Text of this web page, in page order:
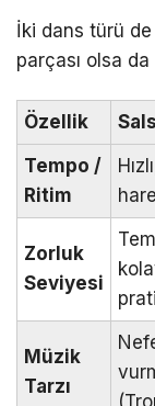
İki dans türü
parçası olsa
Özellik
Tempo /
Ritim
Zorluk
Seviyesi
Müzik
Tarzı